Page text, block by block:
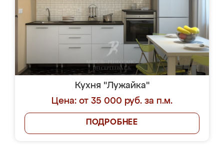
Кухня "Лужайка"
Цена: от 35 000 руб. за п.м.
ПОДРОБНЕЕ